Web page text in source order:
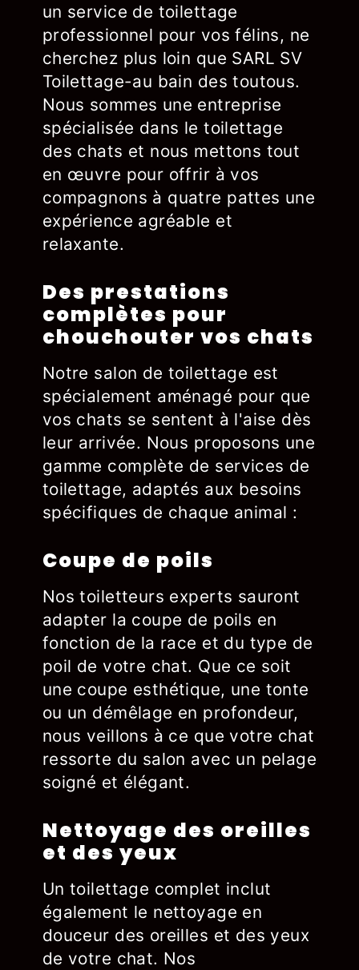
un service de toilettage
professionnel pour vos félins, ne
cherchez plus loin que SARL SV
Toilettage-au bain des toutous.
Nous sommes une entreprise
spécialisée dans le toilettage
des chats et nous mettons tout
en œuvre pour offrir à vos
compagnons à quatre pattes une
expérience agréable et
relaxante.
Des prestations
complètes pour
chouchouter vos chats
Notre salon de toilettage est
spécialement aménagé pour que
vos chats se sentent à l'aise dès
leur arrivée. Nous proposons une
gamme complète de services de
toilettage, adaptés aux besoins
spécifiques de chaque animal :
Coupe de poils
Nos toiletteurs experts sauront
adapter la coupe de poils en
fonction de la race et du type de
poil de votre chat. Que ce soit
une coupe esthétique, une tonte
ou un démêlage en profondeur,
nous veillons à ce que votre chat
ressorte du salon avec un pelage
soigné et élégant.
Nettoyage des oreilles
et des yeux
Un toilettage complet inclut
également le nettoyage en
douceur des oreilles et des yeux
de votre chat. Nos